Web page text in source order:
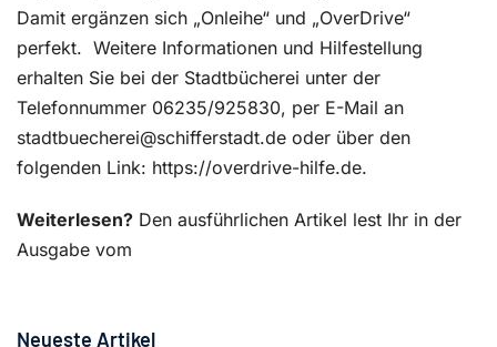
Damit ergänzen sich „Onleihe“ und „OverDrive“
perfekt. Weitere Informationen und Hilfestellung
erhalten Sie bei der Stadtbücherei unter der
Telefonnummer 06235/925830, per E-Mail an
stadtbuecherei@schifferstadt.de oder über den
folgenden Link: https://overdrive-hilfe.de.
Weiterlesen? Den ausführlichen Artikel lest Ihr in der
Ausgabe vom
Neueste Artikel